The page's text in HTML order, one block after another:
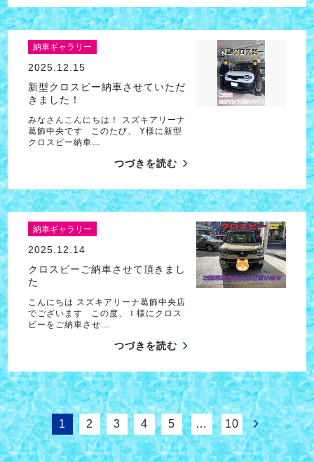
納車ギャラリー
2025.12.15
新型クロスビー納車させていただ
きました！
みなさんこんにちは！ スズキアリーナ
葛飾中央です このたび、 Y様に新型
クロスビー納車…
つづきを読む
納車ギャラリー
2025.12.14
クロスビーご納車させて頂きまし
た
こんにちは スズキアリーナ葛飾中央店
でございます この度、Ｉ様にクロス
ビーをご納車させ…
つづきを読む
1 2 3 4 5 … 10